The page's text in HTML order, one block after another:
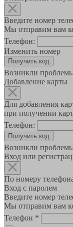
Введите номер
Мы отправим вам
Телефон:
Изменить номер
Возникли
Добавление карты
Для добавления
при получении
Телефон:
Возникли
Вход или
По номеру
Вход с паролем
Введите номер
Мы отправим вам
Телефон *